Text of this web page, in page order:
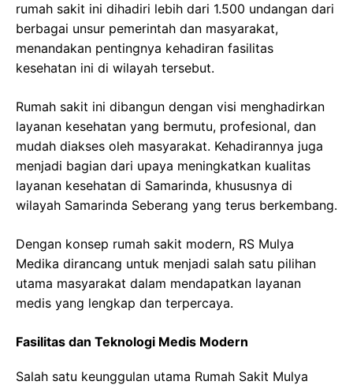
rumah sakit ini dihadiri lebih dari 1.500 undangan dari
berbagai unsur pemerintah dan masyarakat,
menandakan pentingnya kehadiran fasilitas
kesehatan ini di wilayah tersebut.
Rumah sakit ini dibangun dengan visi menghadirkan
layanan kesehatan yang bermutu, profesional, dan
mudah diakses oleh masyarakat. Kehadirannya juga
menjadi bagian dari upaya meningkatkan kualitas
layanan kesehatan di Samarinda, khususnya di
wilayah Samarinda Seberang yang terus berkembang.
Dengan konsep rumah sakit modern, RS Mulya
Medika dirancang untuk menjadi salah satu pilihan
utama masyarakat dalam mendapatkan layanan
medis yang lengkap dan terpercaya.
Fasilitas dan Teknologi Medis Modern
Salah satu keunggulan utama Rumah Sakit Mulya